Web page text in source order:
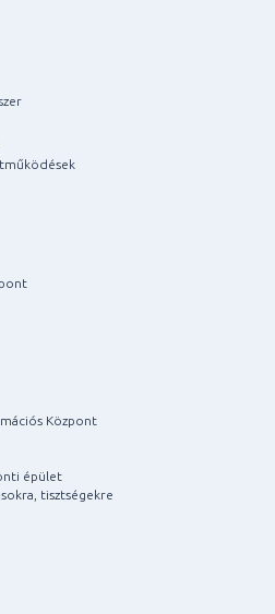
Központ
épület
tisztségekre